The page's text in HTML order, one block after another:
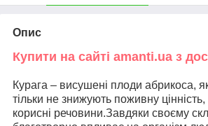
Опис
Купити на сайті amanti.ua з
Курага – висушені плоди абрикоса,
тільки не знижують поживну
корисні речовини.Завдяки своєму